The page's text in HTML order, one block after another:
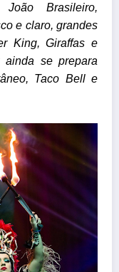
João Brasileiro,
e claro, grandes
King, Giraffas e
ainda se prepara
Taco Bell e